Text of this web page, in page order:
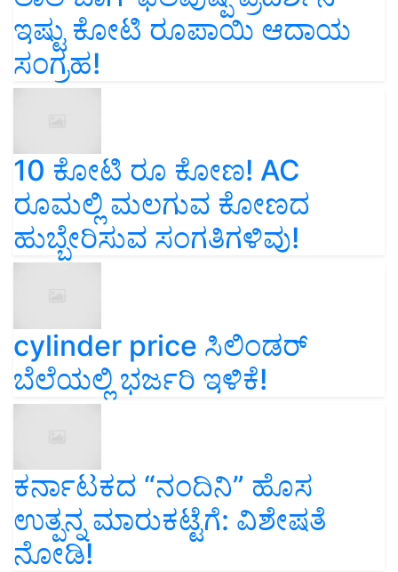
ಇಷ್ಟು ಕೋಟಿ ರೂಪಾಯಿ ಆದಾಯ
ಸಂಗ್ರಹ!
10 ಕೋಟಿ ರೂ ಕೋಣ! AC
ರೂಮಲ್ಲಿ ಮಲಗುವ ಕೋಣದ
ಹುಬ್ಬೇರಿಸುವ ಸಂಗತಿಗಳಿವು!
cylinder price ಸಿಲಿಂಡರ್‌
ಬೆಲೆಯಲ್ಲಿ ಭರ್ಜರಿ ಇಳಿಕೆ!
ಕರ್ನಾಟಕದ “ನಂದಿನಿ” ಹೊಸ
ಉತ್ಪನ್ನ ಮಾರುಕಟ್ಟೆಗೆ: ವಿಶೇಷತೆ
ನೋಡಿ!